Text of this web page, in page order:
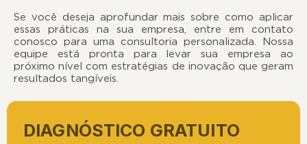
Se você deseja aprofundar mais sobre como aplicar
essas práticas na sua empresa, entre em contato
conosco para uma consultoria personalizada. Nossa
equipe está pronta para levar sua empresa ao
próximo nível com estratégias de inovação que geram
resultados tangíveis.
DIAGNÓSTICO GRATUITO